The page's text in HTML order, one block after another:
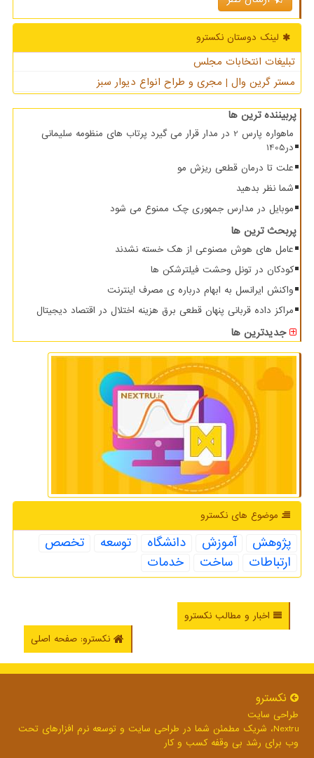
لینک دوستان نكسترو
تبلیغات انتخابات مجلس
مستر گرین وال | مجری و طراح انواع دیوار سبز
پربیننده ترین ها
ماهواره پارس 2 در مدار قرار می گیرد پرتاب های منظومه سلیمانی
در1405
علت تا درمان قطعی ریزش مو
شما نظر بدهید
موبایل در مدارس جمهوری چک ممنوع می شود
پربحث ترین ها
عامل های هوش مصنوعی از هک خسته نشدند
کودکان در تونل وحشت فیلترشکن ها
واکنش ایرانسل به ابهام درباره ی مصرف اینترنت
مراکز داده قربانی پنهان قطعی برق هزینه اختلال در اقتصاد دیجیتال
جدیدترین ها
موضوع های نكسترو
پژوهش آموزش دانشگاه توسعه
تخصص
ارتباطات
ساخت خدمات
اخبار و مطالب نکسترو
نکسترو: صفحه اصلی
نكسترو
طراحی سایت
Nextru، شریک مطمئن شما در طراحی سایت و توسعه نرم افزارهای تحت
وب برای رشد بی وقفه کسب و کار